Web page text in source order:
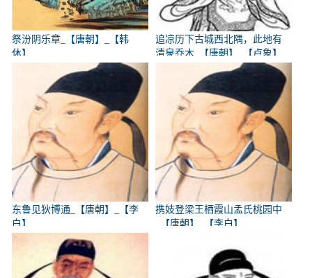
祭汾阴乐章_【唐朝】_【韩
休】
追凉历下古城西北隅，此地有
清泉乔木_【唐朝】_【卢象】
东鲁见狄博通_【唐朝】_【李
白】
携妓登梁王栖霞山孟氏桃园中
_【唐朝】_【李白】